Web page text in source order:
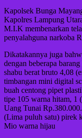
Kapolsek Bunga
Kapolres Lampung
M.I.K membenarkan
penyalahguna narkoba
Dikatakannya juga
dengan beberapa
shabu berat bruto 4,08
timbangan mini digital
buah centong pipet
tipe 105 warna hitam, 1
Uang Tunai
(Lima puluh satu) pirek
Mio warna hijau